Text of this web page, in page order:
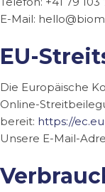
E-Mail:
EU-
Die Europäische
Online-
bereit: https://
Unsere E-Mail-